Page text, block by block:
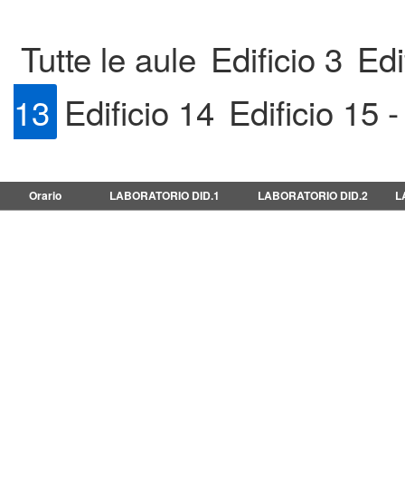
Tutte le aule Edificio 3
13 Edificio 14 Edificio 15
Orario LABORATORIO DID.1 LABORATORIO DID.2